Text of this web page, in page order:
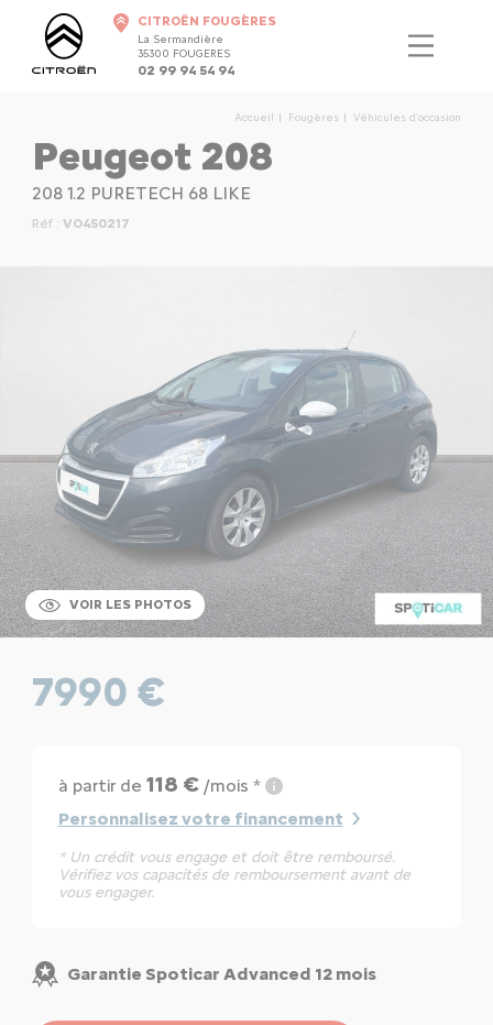
CITROËN FOUGÈRES
La Sermandière
35300 FOUGERES
02 99 94 54 94
Accueil Fougères Véhicules d'occasion
Peugeot 208
208 1.2 PURETECH 68 LIKE
Réf : VO450217
VOIR LES PHOTOS
7990 €
à partir de 118 €/mois *
Personnalisez votre financement
* Un crédit vous engage et doit être remboursé.
Vérifiez vos capacités de remboursement avant de
vous engager.
Garantie Spoticar Advanced 12 mois